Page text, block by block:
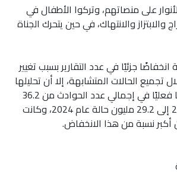
على منصاتهم، وتركوا الأطفال في
والابتزاز والانتهاك، في حين يتحرك الجناة
جزئيًا في عدد التقارير بسبب تغيير
تجميع الحالات المتشابهة، إلا أن تحليلها
للبيانات أظهر انخفاضًا فعليًا في إجمالي عدد الحوادث من 36.2
مليون حالة عام 2023 إلى 29.2 مليون حالة عام 2024، وكانت
نسبة من هذا الانخفاض.